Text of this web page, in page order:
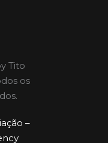
Tito
os
–